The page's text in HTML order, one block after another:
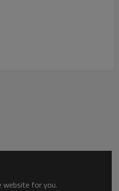
website for you.